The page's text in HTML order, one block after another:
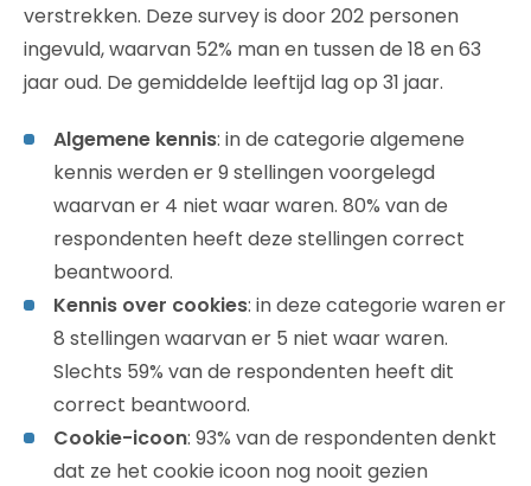
verstrekken. Deze survey is door 202 personen
ingevuld, waarvan 52% man en tussen de 18 en 63
jaar oud. De gemiddelde leeftijd lag op 31 jaar.
Algemene kennis: in de categorie algemene
kennis werden er 9 stellingen voorgelegd
waarvan er 4 niet waar waren. 80% van de
respondenten heeft deze stellingen correct
beantwoord.
Kennis over cookies: in deze categorie waren er
8 stellingen waarvan er 5 niet waar waren.
Slechts 59% van de respondenten heeft dit
correct beantwoord.
Cookie-icoon: 93% van de respondenten denkt
dat ze het cookie icoon nog nooit gezien